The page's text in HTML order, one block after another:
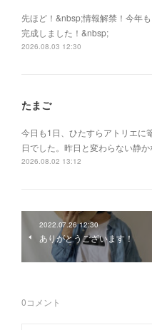
先ほど！&nbsp;情報解禁！今年
完成しました！&nbsp;
2026.08.03 12:30
たまご
今日も1日、ひたすらアトリエに
日でした。昨日と変わらない静か
2026.08.02 13:12
2022.07.26 12:30
ありがとうございます！
0コメント